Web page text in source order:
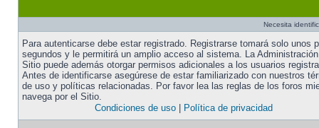
Necesita
Para autenticarse debe estar registrado. Registrarse tomará solo unos
segundos y le permitirá un amplio acceso al sistema. La
Sitio puede además otorgar permisos adicionales a los usuarios
Antes de identificarse asegúrese de estar familiarizado con nuestros
de uso y políticas relacionadas. Por favor lea las reglas de los foros
navega por el Sitio.
Condiciones de uso| Política de privacidad